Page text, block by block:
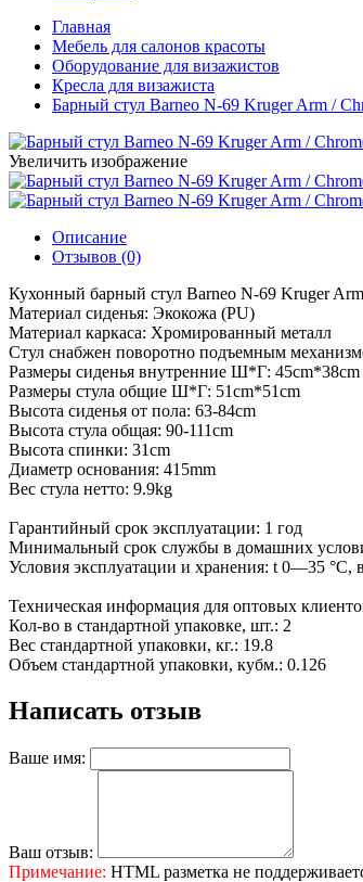
Главная
Мебель для салонов красоты
Оборудование для визажистов
Кресла для визажиста
Барный стул Barneo N-69 Kruger Arm /
Увеличить изображение
Описание
Отзывов (0)
Кухонный барный стул Barneo N-69 Kruger Arm
Материал сиденья: Экокожа (PU)
Материал каркаса: Хромированный металл
Стул снабжен поворотно подъемным
Размеры сиденья внутренние Ш*Г: 45cm*38cm
Размеры стула общие Ш*Г: 51cm*51cm
Высота сиденья от пола: 63-84cm
Высота стула общая: 90-111cm
Высота спинки: 31cm
Диаметр основания: 415mm
Вес стула нетто: 9.9kg
Гарантийный срок эксплуатации: 1 год
Минимальный срок службы в домашних
Условия эксплуатации и хранения: t 0—35 °С,
Техническая информация для оптовых
Кол-во в стандартной упаковке, шт.: 2
Вес стандартной упаковки, кг.: 19.8
Объем стандартной упаковки, кубм.: 0.126
Написать отзыв
Ваше имя:
Ваш отзыв:
Примечание: HTML разметка не